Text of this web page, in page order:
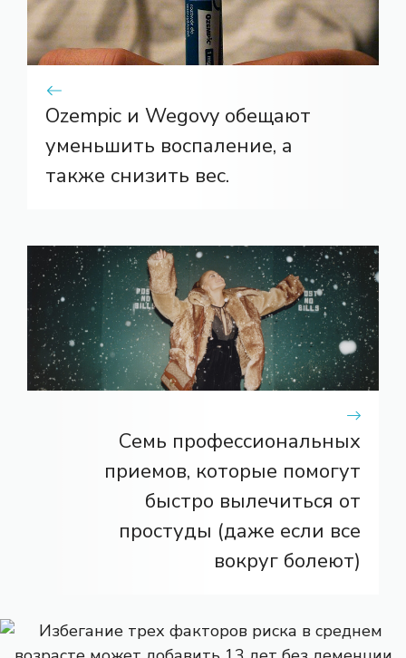
Ozempic и Wegovy обещают
уменьшить воспаление, а
также снизить вес.
Семь профессиональных
приемов, которые помогут
быстро вылечиться от
простуды (даже если все
вокруг болеют)